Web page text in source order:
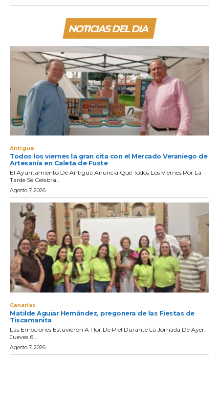
NOTICIAS DEL DIA
Antigua
Todos los viernes la gran cita con el Mercado Veraniego de
Artesanía en Caleta de Fuste
El Ayuntamiento De Antigua Anuncia Que Todos Los Viernes Por La
Tarde Se Celebra...
Agosto 7, 2026
Canarias
Matilde Aguiar Hernández, pregonera de las Fiestas de
Tiscamanita
Las Emociones Estuvieron A Flor De Piel Durante La Jornada De Ayer,
Jueves 6...
Agosto 7, 2026